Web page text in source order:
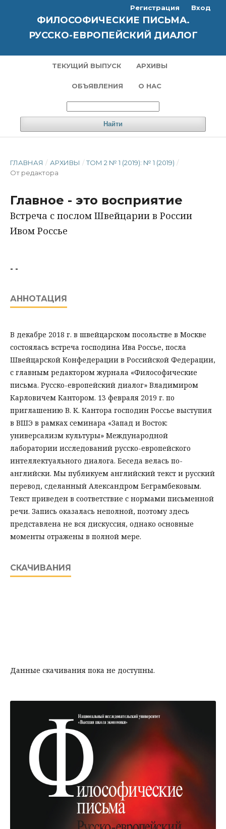
ФИЛОСОФИЧЕСКИЕ ПИСЬМА.
РУССКО-ЕВРОПЕЙСКИЙ ДИАЛОГ
ТЕКУЩИЙ ВЫПУСК АРХИВЫ
ОБЪЯВЛЕНИЯ О НАС
Найти
Регистрация Вход
ГЛАВНАЯ / АРХИВЫ / ТОМ 2 № 1 (2019): № 1 (2019) /
От редактора
Главное - это восприятие
Встреча с послом Швейцарии в России
Ивом Россье
- -
АННОТАЦИЯ
В декабре 2018 г. в швейцарском посольстве в Москве
состоялась встреча господина Ива Россье, посла
Швейцарской Конфедерации в Российской Федерации,
с главным редактором журнала «Философические
письма. Русско-европейский диалог» Владимиром
Карловичем Кантором. 13 февраля 2019 г. по
приглашению В. К. Кантора господин Россье выступил
в ВШЭ в рамках семинара «Запад и Восток:
универсализм культуры» Международной
лаборатории исследований русско-европейского
интеллектуального диалога. Беседа велась по-
английски. Мы публикуем английский текст и русский
перевод, сделанный Александром Беграмбековым.
Текст приведен в соответствие с нормами письменной
речи. Запись оказалась неполной, поэтому здесь
представлена не вся дискуссия, однако основные
моменты отражены в полной мере.
СКАЧИВАНИЯ
Данные скачивания пока не доступны.